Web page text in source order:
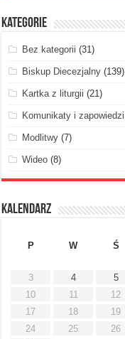
Kategorie
Bez kategorii (31)
Biskup Diecezjalny (139)
Kartka z liturgii (21)
Komunikaty i zapowiedzi
Modlitwy (7)
Wideo (8)
Kalendarz
P
W Ś
3
4 5
10
11 12
17
18 19
24
25 26